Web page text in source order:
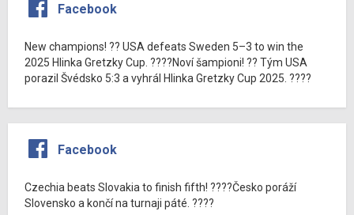
Facebook
New champions! ?? USA defeats Sweden 5–3 to win the
2025 Hlinka Gretzky Cup. ????Noví šampioni! ?? Tým USA
porazil Švédsko 5:3 a vyhrál Hlinka Gretzky Cup 2025. ????
Facebook
Czechia beats Slovakia to finish fifth! ????Česko poráží
Slovensko a končí na turnaji páté. ????